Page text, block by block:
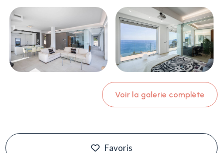
Voir la galerie complète
Favoris